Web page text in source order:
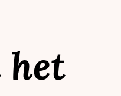
het